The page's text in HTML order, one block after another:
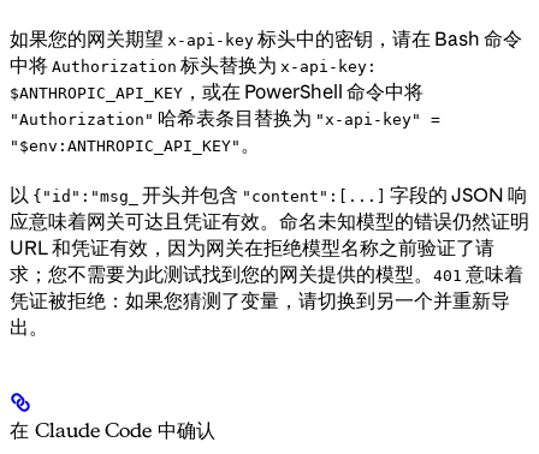
如果您的网关期望 x-api-key 标头中的密钥，请在 Bash 命令
中将 Authorization 标头替换为 x-api-key:
$ANTHROPIC_API_KEY ，或在 PowerShell 命令中将
"Authorization" 哈希表条目替换为 "x-api-key" =
"$env:ANTHROPIC_API_KEY" 。
以 {"id":"msg_ 开头并包含 "content":[...]
字段的 JSON 响
应意味着网关可达且凭证有效。命名未知模型的错误仍然证明
URL 和凭证有效，因为网关在拒绝模型名称之前验证了请
求；您不需要为此测试找到您的网关提供的模型。
401 意味着
凭证被拒绝：如果您猜测了变量，请切换到另一个并重新导
出。
在 Claude Code 中确认